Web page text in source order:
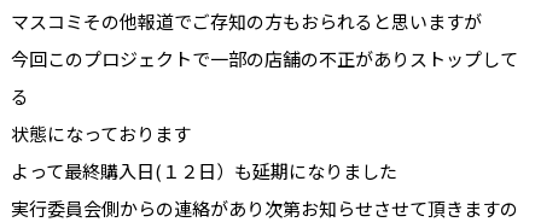
マスコミその他報道でご存知の方もおられると思いますが
今回このプロジェクトで一部の店舗の不正がありストップして
る
状態になっております
よって最終購入日(１２日）も延期になりました
実行委員会側からの連絡があり次第お知らせさせて頂きますの